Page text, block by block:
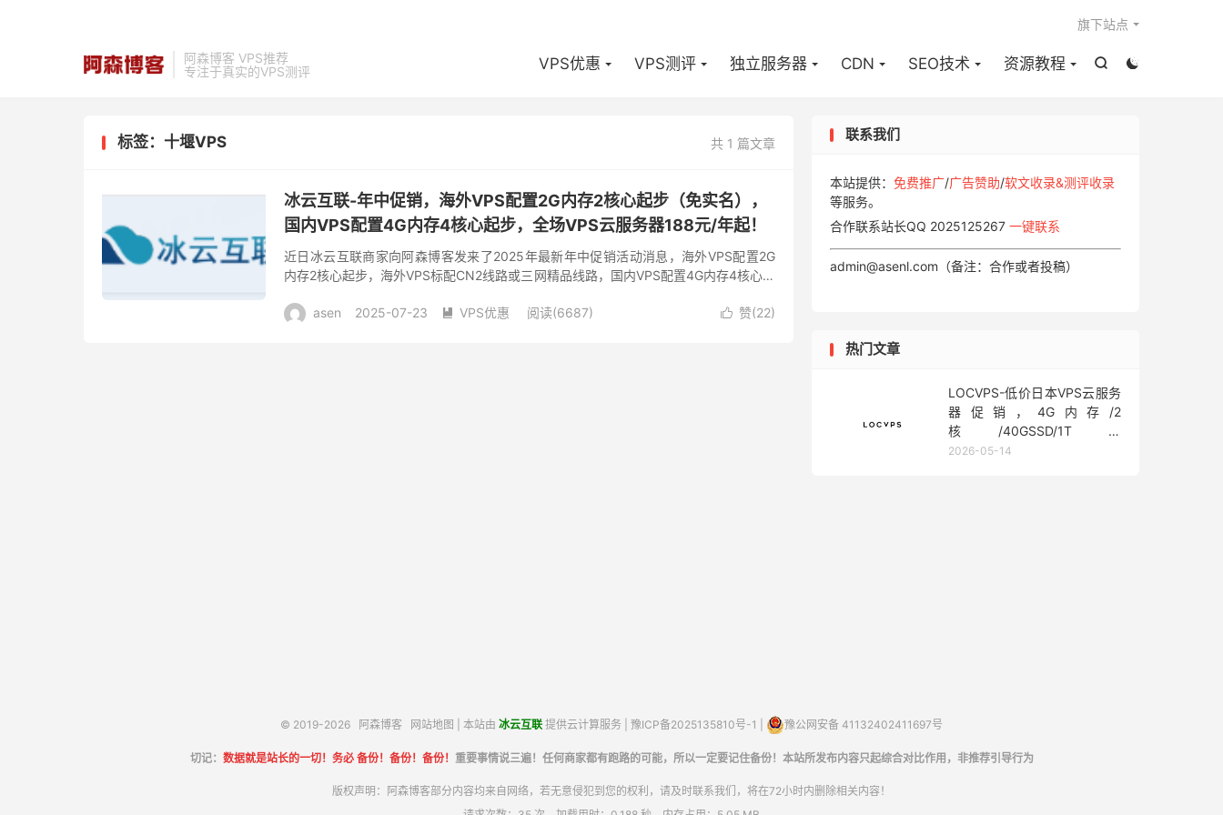
阿森博客 VPS推荐
专注于真实的VPS测评


VPS优惠 VPS测评 独立服务器 CDN SEO技术 资源教程
旗下站点
共 1 篇文章
标签：十堰VPS
冰云互联-年中促销，海外VPS配置2G内存2核心起步（免实名），
国内VPS配置4G内存4核心起步，全场VPS云服务器188元/年起！
近日冰云互联商家向阿森博客发来了2025年最新年中促销活动消息，海外VPS配置2G
内存2核心起步，海外VPS标配CN2线路或三网精品线路，国内VPS配置4G内存4核心起
 赞(22)
asen 2025-07-23  VPS优惠 阅读(6687)
联系我们
本站提供： 免费推广/广告赞助/软文收录&测评收录
等服务。
合作联系站长QQ 2025125267 一键联系
admin@asenl.com（备注：合作或者投稿）
热门文章
LOCVPS-低价日本VPS云服务
器促销，4G内存/2
核/40GSSD/1T流
量/450Mbps带宽，低至36元/
2026-05-14
© 2019-2026 阿森博客 网站地图 | 本站由 冰云互联 提供云计算服务 | 豫ICP备2025135810号-1 豫公网安备 41132402411697号
切记： 数据就是站长的一切！务必 备份！备份！备份！ 重要事情说三遍！任何商家都有跑路的可能，所以一定要记住备份！本站所发布内容只起综合对比作用，非推荐引导行为
版权声明：阿森博客部分内容均来自网络，若无意侵犯到您的权利，请及时联系我们，将在72小时内删除相关内容！